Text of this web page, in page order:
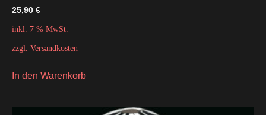
25,90 €
inkl. 7 % MwSt.
zzgl. Versandkosten
In den Warenkorb